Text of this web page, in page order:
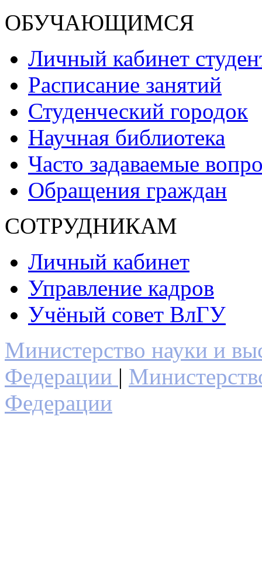
ОБУЧАЮЩИМСЯ
Личный кабинет
Расписание занятий
Студенческий городок
Научная библиотека
Часто задаваемые
Обращения граждан
СОТРУДНИКАМ
Личный кабинет
Управление кадров
Учёный совет ВлГУ
Министерство науки и
Федерации |
Федерации